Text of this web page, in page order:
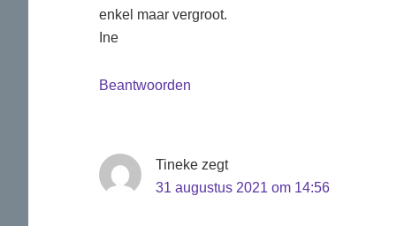
enkel maar vergroot.
Ine
Beantwoorden
Tineke zegt
31 augustus 2021 om 14:56